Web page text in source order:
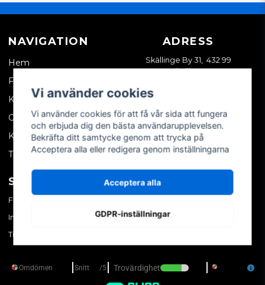
NAVIGATION
Hem
Företagskund
Kontakta oss
Om oss
Köpvillkor
Tips & trix
ADRESS
Skällinge By 31, 432 99
Skällinge
SOCIALA MEDIER
Facebook
Instagram
TikTok
MITT KONTO
Skapa konto
Vi använder cookies
Vi använder cookies för att få vår sida att fungera
och erbjuda dig den bästa användarupplevelsen.
Bekräfta ditt samtycke genom att trycka på
Acceptera alla eller redigera genom inställningarna
Acceptera alla
GDPR-inställningar